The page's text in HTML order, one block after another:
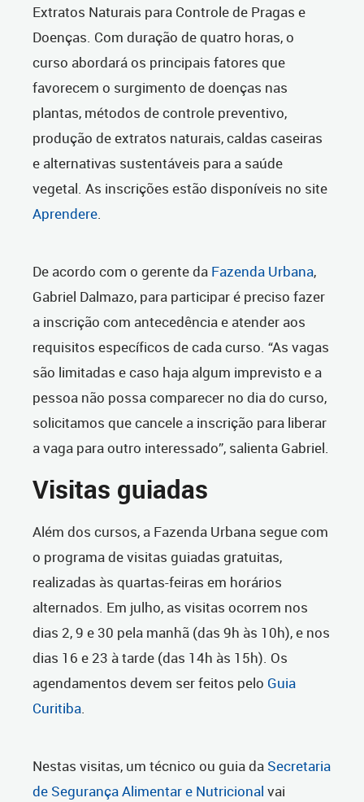
Extratos Naturais para Controle de Pragas e
Doenças. Com duração de quatro horas, o
curso abordará os principais fatores que
favorecem o surgimento de doenças nas
plantas, métodos de controle preventivo,
produção de extratos naturais, caldas caseiras
e alternativas sustentáveis para a saúde
vegetal. As inscrições estão disponíveis no site
Aprendere.
De acordo com o gerente da Fazenda Urbana,
Gabriel Dalmazo, para participar é preciso fazer
a inscrição com antecedência e atender aos
requisitos específicos de cada curso. “As vagas
são limitadas e caso haja algum imprevisto e a
pessoa não possa comparecer no dia do curso,
solicitamos que cancele a inscrição para liberar
a vaga para outro interessado”, salienta Gabriel.
Visitas guiadas
Além dos cursos, a Fazenda Urbana segue com
o programa de visitas guiadas gratuitas,
realizadas às quartas-feiras em horários
alternados. Em julho, as visitas ocorrem nos
dias 2, 9 e 30 pela manhã (das 9h às 10h), e nos
dias 16 e 23 à tarde (das 14h às 15h). Os
agendamentos devem ser feitos pelo Guia
Curitiba.
Nestas visitas, um técnico ou guia da Secretaria
de Segurança Alimentar e Nutricional vai